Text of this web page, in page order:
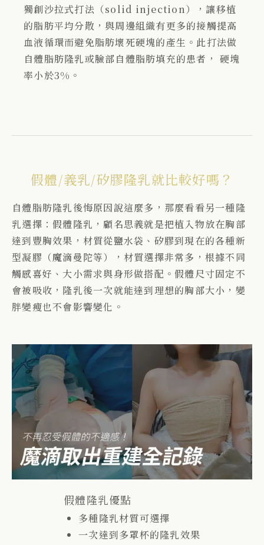
獨創沙拉式打法（solid injection），讓移植
的脂肪平均分散，與周邊組織有更多的接觸提高
血液循環而避免脂肪壞死硬塊的產生。此打法做
自體脂肪隆乳或臉部自體脂肪填充的患者， 硬塊
率小於3%。
假體/義乳/矽膠隆乳就比較好嗎？
自體脂肪隆乳後悔原因說這麼多，那麼看看另一種隆
乳選擇：假體隆乳，顧名思義就是把植入物放在胸部
達到豐胸效果，材質從鹽水袋、矽膠到現在的各種新
型凝膠（魔滴曼陀等），材質選擇非常多，根據不同
觸感喜好、大小需求與身形做搭配。假體尺寸固定不
會被吸收，隆乳後一次就能達到理想的胸部大小，變
胖變瘦也不會影響變化。
假體隆乳優點
多種隆乳材質可選擇
一次達到多罩杯的隆乳效果